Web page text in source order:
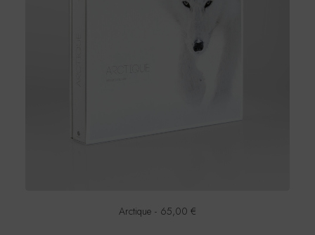
Arctique 65,00 €